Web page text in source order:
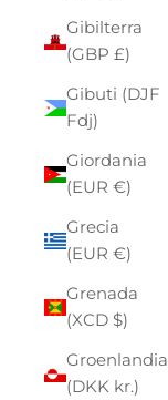
Gibilterra
(GBP £)
Gibuti (DJF
Fdj)
Giordania
(EUR €)
Grecia
(EUR €)
Grenada
(XCD $)
Groenlandia
(DKK kr.)